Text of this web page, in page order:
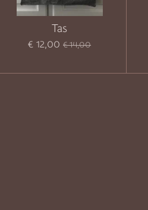
Tas
€ 12,00 € 14,00